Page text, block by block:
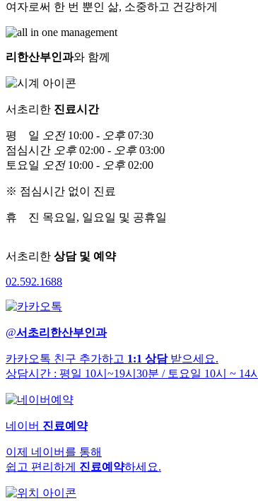
여자로써 한 번 뿐인 삶, 소중하고 건강하게
리한산부인과와 함께
서초리한 진료시간
평 일 오전10:00 - 오후07:30
점심시간 오후02:00 - 오후03:00
토요일 오전10:00 - 오후02:00
※ 점심시간 없이 진료
휴 진 목요일, 일요일 및 공휴일
서초리한 상담 및 예약
02.592.1688
@서초리한산부인과
카카오톡 친구 추가하고 1:1 상담받으세요.
상담시간 : 평일 10시~19시30분 / 토요일 10시 ~ 14시
네이버 진료예약
이제 네이버를 통해
쉽고 편리하게 진료예약하세요.